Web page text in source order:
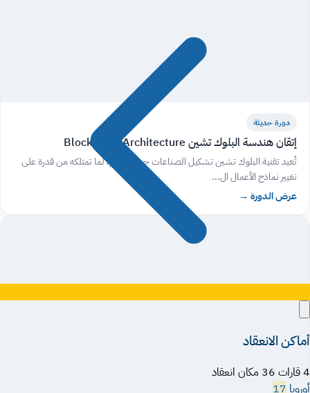
أماكن الانعقاد
4 قارات 36 مكان انعقاد
أوروبا 17
دورة حديثة
إتقان هندسة البلوك تشين Blockchain Architecture
تُعيد تقنية البلوك تشين تشكيل الصناعات حول العالم، لما تمتلكه من قدرة على
تغيير نماذج الأعمال ال...
عرض الدورة →